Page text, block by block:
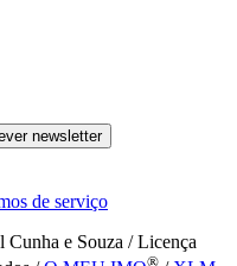
newsletter
de serviço
Cunha e Souza / Licença
®